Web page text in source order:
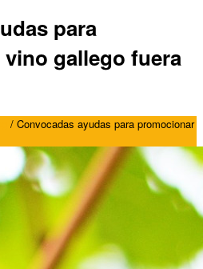
para
gallego fuera
/ Convocadas ayudas para promocionar